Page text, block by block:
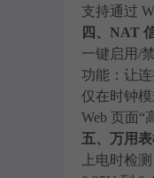
支持通过
四、NAT
一键启用/
功能：让连
仅在时钟
Web 页面“
五、万用表
上电时检